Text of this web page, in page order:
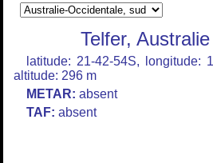
Telfer, Australie
latitude: 21-42-54S, longitude:
altitude: 296 m
METAR: absent
TAF: absent